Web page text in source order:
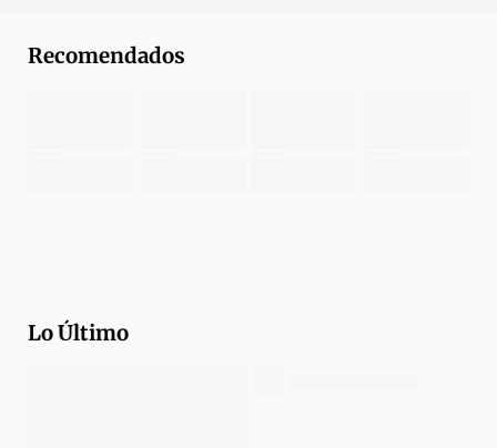
Recomendados
Lo Último